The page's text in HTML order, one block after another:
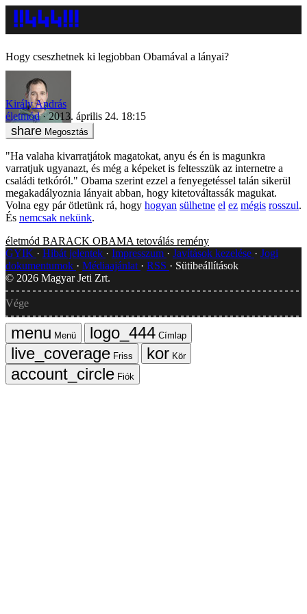
Hogy cseszhetnek ki legjobban Obamával a lányai?
Király András
életmód
2013. április 24. 18:15
Megosztás
"Ha valaha kivarratjátok magatokat, anyu és én is magunkra
varratjuk ugyanazt, és még a képeket is feltesszük az internetre a
családi tetkóról." Obama szerint ezzel a fenyegetéssel talán sikerül
megakadályoznia lányait abban, hogy kitetováltassák magukat.
Volna egy pár ötletünk rá, hogy hogyan sülhetne el ez mégis rosszul.
És nemcsak nekünk.
életmód BARACK OBAMA tetoválás remény
GYIK
Hibát jelentek Impresszum Javítások kezelése
Jogi
dokumentumok
Médiaajánlat RSS
Sütibeállítások
© 2026 Magyar Jeti Zrt.
Vége
Menü
Címlap
Friss
Kör
Fiók